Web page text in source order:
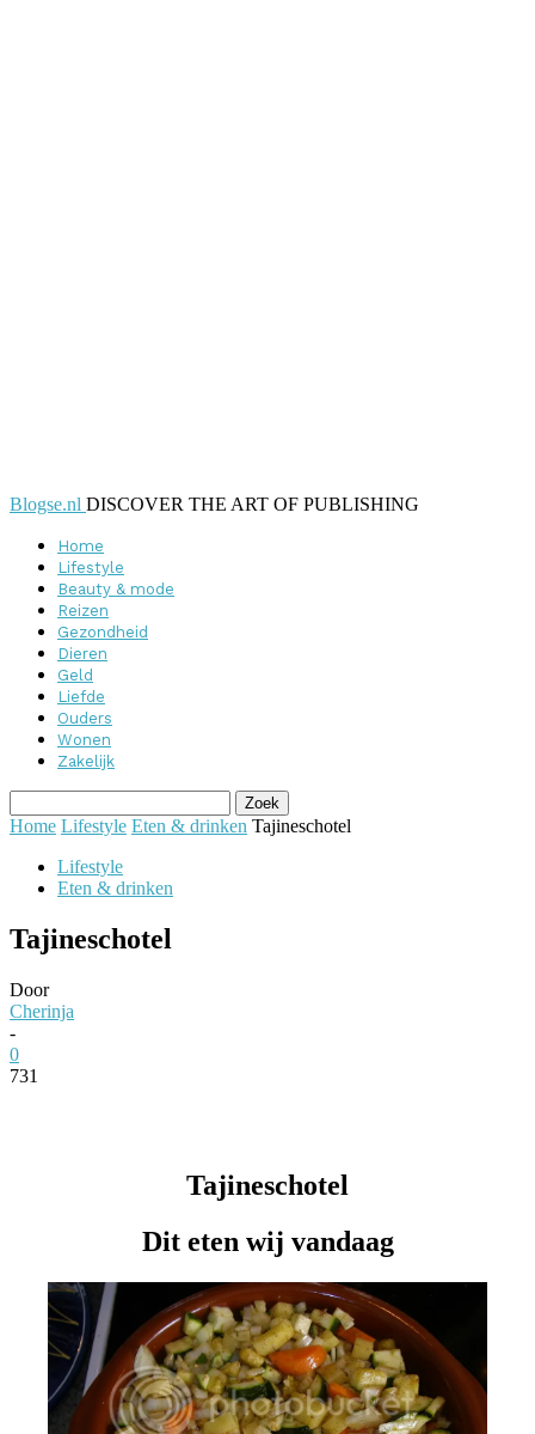
Blogse.nl DISCOVER THE ART OF PUBLISHING
Home
Lifestyle
Beauty & mode
Reizen
Gezondheid
Dieren
Geld
Liefde
Ouders
Wonen
Zakelijk
Home Lifestyle Eten & drinken Tajineschotel
Lifestyle
Eten & drinken
Tajineschotel
Door
Cherinja
-
0
731
Tajineschotel
Dit eten wij vandaag